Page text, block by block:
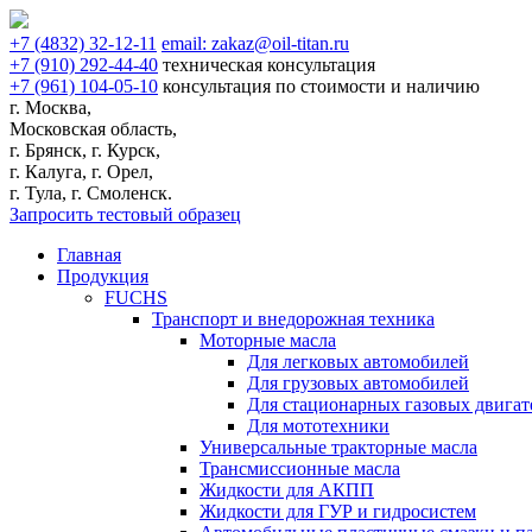
+7 (4832) 32-12-11 email: zakaz@oil-titan.ru
+7 (910) 292-44-40 техническая консультация
+7 (961) 104-05-10 консультация по стоимости и наличию
г. Москва,
Московская область,
г. Брянск, г. Курск,
г. Калуга, г. Орел,
г. Тула, г. Смоленск.
Запросить тестовый образец
Главная
Продукция
FUCHS
Транспорт и внедорожная техника
Моторные масла
Для легковых автомобилей
Для грузовых автомобилей
Для стационарных газовых
Для мототехники
Универсальные тракторные масла
Трансмиссионные масла
Жидкости для АКПП
Жидкости для ГУР и гидросистем